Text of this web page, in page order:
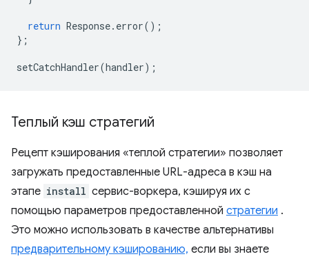
return Response. error();
};
setCatchHandler(handler);
Теплый кэш стратегий
Рецепт кэширования «теплой стратегии» позволяет
загружать предоставленные URL-адреса в кэш на
этапе install сервис-воркера, кэшируя их с
помощью параметров предоставленной стратегии .
Это можно использовать в качестве альтернативы
предварительному кэшированию, если вы знаете